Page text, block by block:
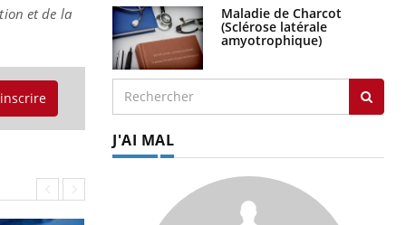
et de la
Maladie de Charcot
(Sclérose latérale
amyotrophique)
J'AI MAL